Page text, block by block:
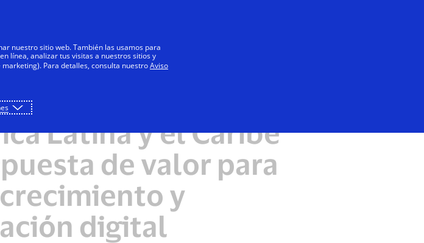
Innovadores Todos
las pequeñas
Latina y el Caribe
de valor para
y
digital
nuestro sitio web. También las usamos para
línea, analizar tus visitas a nuestros sitios y
Para detalles, consulta nuestroAviso